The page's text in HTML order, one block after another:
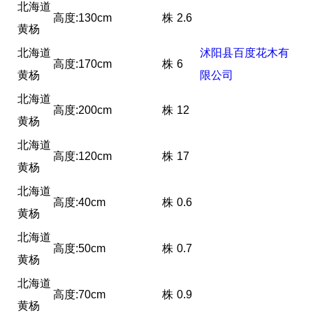
沭阳县百度花木有
限公司
北海道
黄杨
高度:130cm 株 2.6
北海道
黄杨
高度:170cm 株 6
北海道
黄杨
高度:200cm 株 12
北海道
黄杨
高度:120cm 株 17
北海道
黄杨
高度:40cm 株 0.6
北海道
黄杨
高度:50cm 株 0.7
北海道
黄杨
高度:70cm 株 0.9